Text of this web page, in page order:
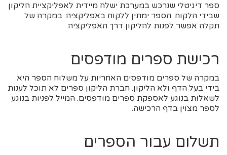
ספר דיגיטלי שנרכש במערכת ישלח מיידית לאפליקציית הליקון
שבידי הלקוח. הספר ימתין ללקוח באפליקציה. במקרה של
תקלה אפשר לפנות להליקון דרך האפליקציה.
רכישת ספרים מודפסים
במקרה של ספרים מודפסים האחריות על משלוח הספר היא
בידי בעל הדף ולא הליקון. חברת הליקון ספרים לא תוכל לענות
לשאלות בנוגע לאספקת ספרים מודפסים. המייל לפניות בנוגע
לספר מצוין בדף הרכישה.
תשלום עבור הספרים